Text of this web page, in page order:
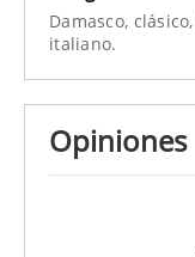
Damasco, clásico,
italiano.
Opiniones